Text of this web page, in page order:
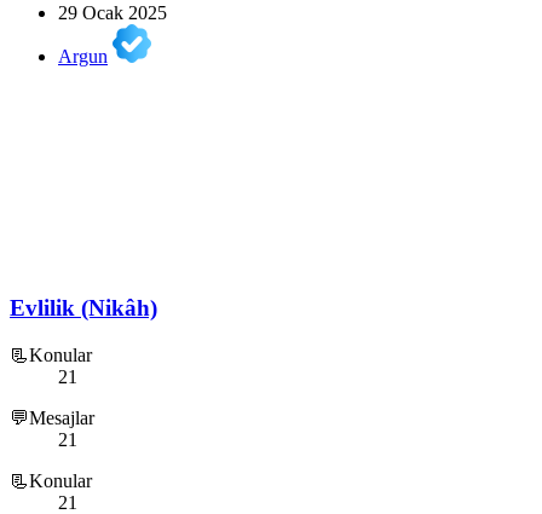
29 Ocak 2025
Argun
Evlilik (Nikâh)
📃Konular
21
💬Mesajlar
21
📃Konular
21